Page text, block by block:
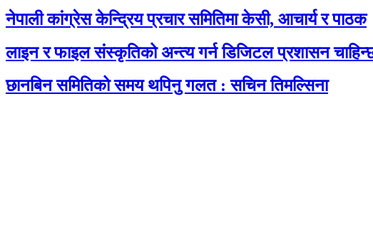
नेपाली कांग्रेस केन्द्रिय प्रचार समितिमा केसी, आचार्य र पाठक
लाइन र फाइल संस्कृतिको अन्त्य गर्न डिजिटल प्रशासन
छानबिन समितिको समय थपिनु गलत : सचिन तिमल्सिना